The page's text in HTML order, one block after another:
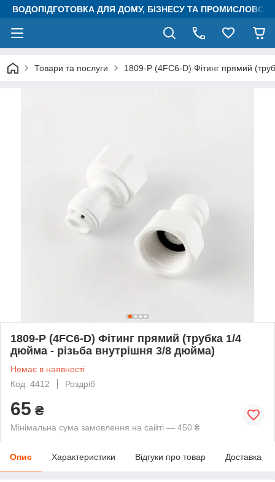
ВОДОПІДГОТОВКА ДЛЯ ДОМУ, БІЗНЕСУ ТА
Товари та послуги 1809-P (4FC6-D) Фітинг прямий
1809-P (4FC6-D) Фітинг прямий (трубка 1/4
дюйма - різьба внутрішня 3/8 дюйма)
Немає в наявності
Код: 4412
Роздріб
65 ₴
Мінімальна сума замовлення на сайті — 450 ₴
Опис Характеристики Відгуки про товар Доставка